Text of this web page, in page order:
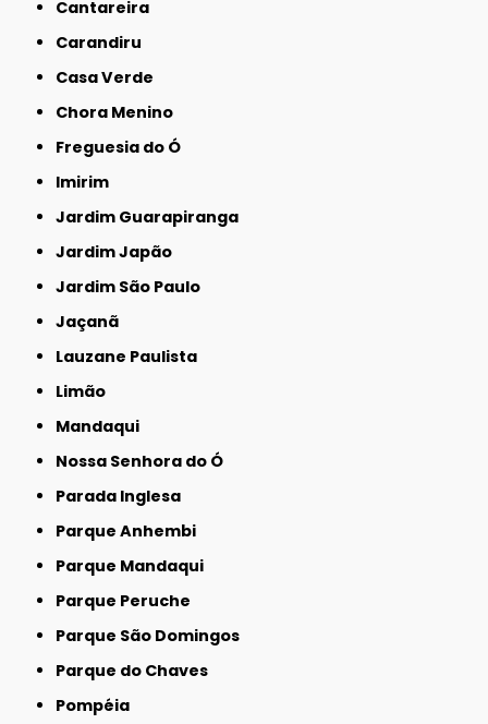
Cantareira
Carandiru
Casa Verde
Chora Menino
Freguesia do Ó
Imirim
Jardim Guarapiranga
Jardim Japão
Jardim São Paulo
Jaçanã
Lauzane Paulista
Limão
Mandaqui
Nossa Senhora do Ó
Parada Inglesa
Parque Anhembi
Parque Mandaqui
Parque Peruche
Parque São Domingos
Parque do Chaves
Pompéia